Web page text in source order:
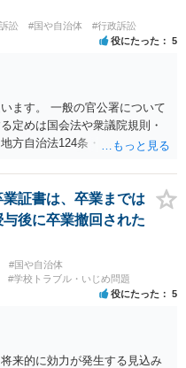
はなく、感謝すべきというこ
ったら免許証返した方がい
で右折進行したから、自分も
考えの人が運転をしている公
人や歩行者らにとってとても
。 実際「交通違反を繰り返せ
のはそういうことです。 たま
たったことをきっかけに、む
思いとどまった」と交通ルー
と期待しています。
訟 #国や自治体 #行政訴訟
役にたった 5
ます。 一般の官公署について
定めは国会法や衆議院規則・
方自治法124条・125条が定め
証書は、卒業までは
後に卒業撤回された
#国や自治体
#学校トラブル・いじめ問題
役にたった 5
来的に効力が発生する見込み